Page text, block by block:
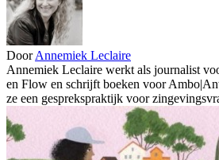
Door Annemiek Leclaire
Annemiek Leclaire werkt als journalist
en Flow en schrijft boeken voor
ze een gesprekspraktijk voor